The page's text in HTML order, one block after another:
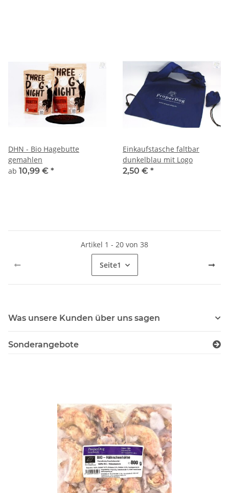
DHN - Bio Hagebutte
gemahlen
ab 10,99 € *
Einkaufstasche faltbar
dunkelblau mit Logo
2,50 € *
Artikel 1 - 20 von 38
Seite1
Was unsere Kunden über uns sagen
Sonderangebote